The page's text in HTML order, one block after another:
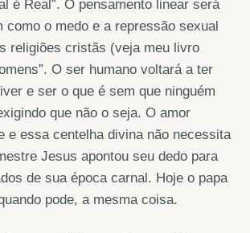
é Real”. O pensamento linear será
como o medo e a repressão sexual
religiões cristãs (veja meu livro
O ser humano voltará a ter
e ser o que é sem que ninguém
que não o seja. O amor
e essa centelha divina não necessita
Jesus apontou seu dedo para
de sua época carnal. Hoje o papa
pode, a mesma coisa.